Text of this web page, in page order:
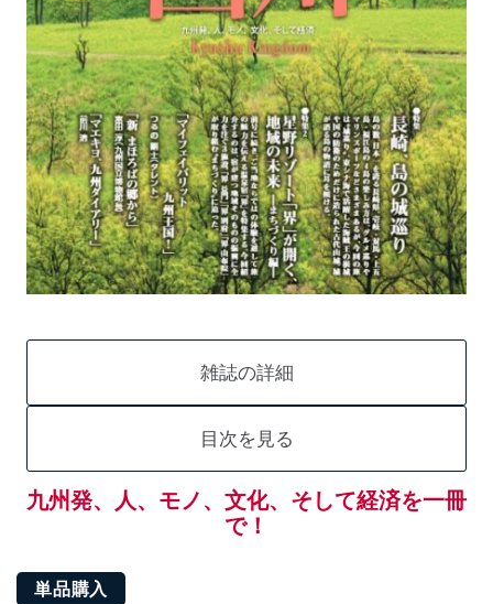
雑誌の詳細
目次を見る
九州発、人、モノ、文化、そして経済を一冊
で！
単品購入